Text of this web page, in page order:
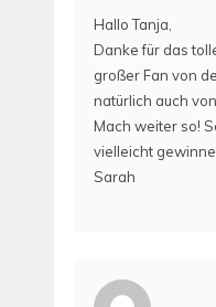
Hallo Tanja,
Danke für das
großer Fan von
natürlich auch
Mach weiter so!
vielleicht
Sarah